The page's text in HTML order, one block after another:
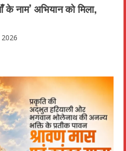
के नाम’ अभियान को मिला,